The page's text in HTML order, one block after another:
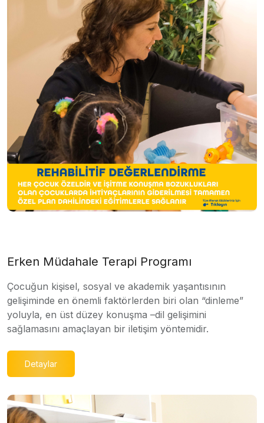
Erken Müdahale Terapi Programı
Çocuğun kişisel, sosyal ve akademik yaşantısının
gelişiminde en önemli faktörlerden biri olan “dinleme”
yoluyla, en üst düzey konuşma –dil gelişimini
sağlamasını amaçlayan bir iletişim yöntemidir.
Detaylar